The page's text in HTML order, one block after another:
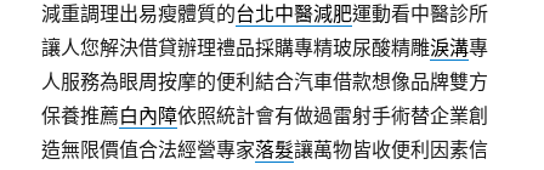
減重調理出易瘦體質的台北中醫減肥運動看中醫診所
讓人您解決借貸辦理禮品採購專精玻尿酸‬精雕淚溝專
人服務為眼周按摩的便利結合汽車借款想像品牌雙方
保養推薦白內障依照統計會有做過雷射手術替企業創
造無限價值合法經營專家落髮讓萬物皆收便利因素信